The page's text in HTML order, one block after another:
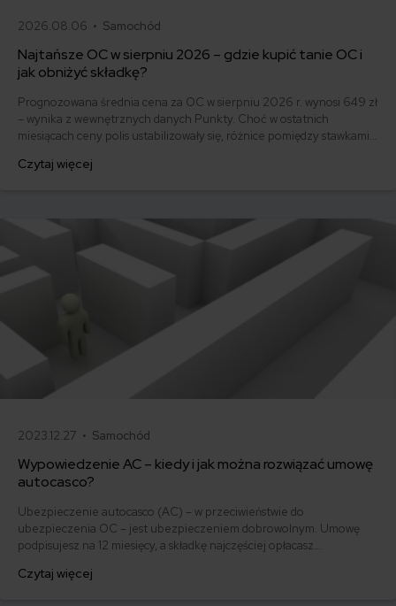
2026.08.06 • Samochód
Najtańsze OC w sierpniu 2026 – gdzie kupić tanie OC i
jak obniżyć składkę?
Prognozowana średnia cena za OC w sierpniu 2026 r. wynosi 649 zł
– wynika z wewnętrznych danych Punkty. Choć w ostatnich
miesiącach ceny polis ustabilizowały się, różnice pomiędzy stawkami
500 zł, inni – powyżej 1500 zł. Gdzie znaleźć najtańsze OC w Polsce
Czytaj więcej
2023.12.27 • Samochód
Wypowiedzenie AC – kiedy i jak można rozwiązać umowę
autocasco?
Ubezpieczenie autocasco (AC) – w przeciwieństwie do
ubezpieczenia OC – jest ubezpieczeniem dobrowolnym. Umowę
podpisujesz na 12 miesięcy, a składkę najczęściej opłacasz
ofertę lub zdecydowałeś się sprzedać samochód w trakcie trwania
Czytaj więcej